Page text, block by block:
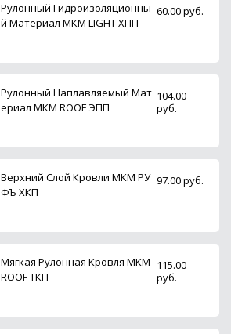
Рулонный Гидроизоляционны
й Материал МКМ LIGHT ХПП
60.00 руб.
Рулонный Наплавляемый Мат
ериал МКМ ROOF ЭПП
104.00
руб.
Верхний Слой Кровли МКМ РУ
ФЪ ХКП
97.00 руб.
Мягкая Рулонная Кровля МКМ
ROOF ТКП
115.00
руб.